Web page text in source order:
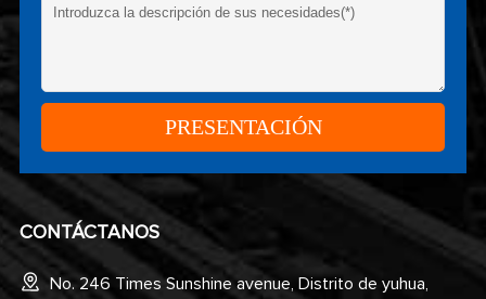
CONTÁCTANOS
No. 246 Times Sunshine avenue, Distrito de yuhua,